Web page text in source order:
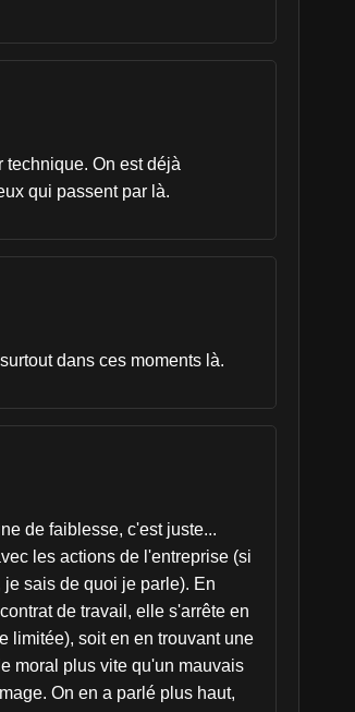
On est déjà
qui passent par là.
dans ces moments là.
de faiblesse, c'est juste...
les actions de l'entreprise (si
sais de quoi je parle). En
de travail, elle s'arrête en
limitée), soit en en trouvant une
moral plus vite qu'un mauvais
On en a parlé plus haut,